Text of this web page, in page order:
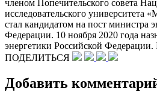
членом Попечительского совета
исследовательского университета
стал кандидатом на пост министра
Федерации. 10 ноября 2020 года
энергетики Российской
ПОДЕЛИТЬСЯ
Добавить